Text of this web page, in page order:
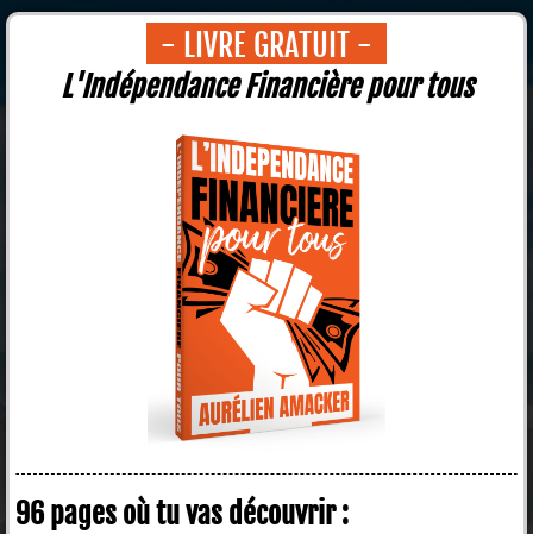
- LIVRE GRATUIT -
L'Indépendance Financière pour tous
96 pages où tu vas découvrir :